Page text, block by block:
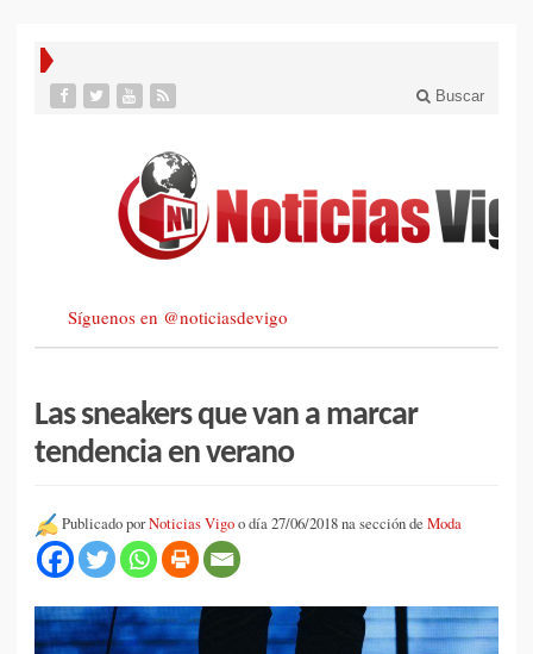
Buscar
Síguenos en @noticiasdevigo
Las sneakers que van a marcar
tendencia en verano
Publicado porNoticias Vigoo día 27/06/2018 na sección de Moda